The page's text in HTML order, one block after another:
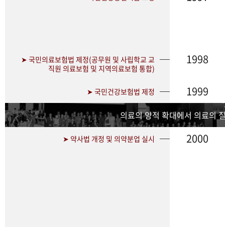
➤ 국민의료보험법 제정(공무원 및 사립학교 교
직원 의료보험 및 지역의료보험 통합)
1998
➤ 국민건강보험법 제정 1999
의료의 양적 확대에서 의료의
➤ 약사법 개정 및 의약분업 실시 2000